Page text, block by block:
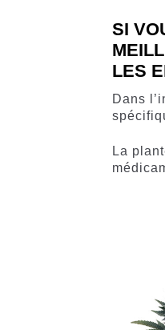
SI
LES
Dans
La